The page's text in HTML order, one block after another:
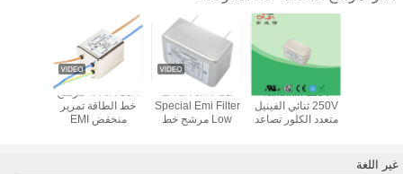
4A 6A 10A مرشح
خط الطاقة تمرير
منخفض EMI
1A 3A 6A PCB
Special Emi Filter
Low مرشح خط
Yanbixin 110V
250V ثنائي الفينيل
متعدد الكلور تصاعد
غير اللغة